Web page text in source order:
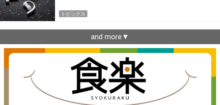
トピックス
and more▼